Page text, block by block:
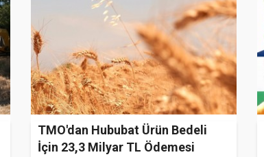
TMO'dan Hububat Ürün Bedeli
İçin 23,3 Milyar TL Ödemesi